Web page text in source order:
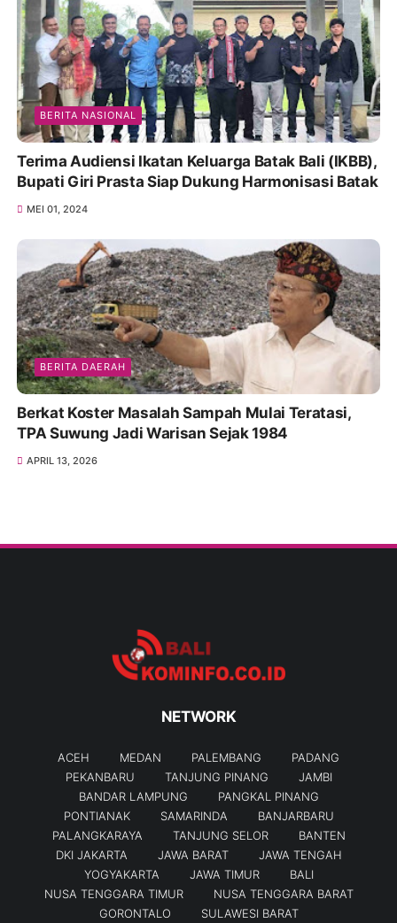
BERITA NASIONAL
Terima Audiensi Ikatan Keluarga Batak Bali (IKBB),
Bupati Giri Prasta Siap Dukung Harmonisasi Batak
MEI 01, 2024
BERITA DAERAH
Berkat Koster Masalah Sampah Mulai Teratasi,
TPA Suwung Jadi Warisan Sejak 1984
APRIL 13, 2026
NETWORK
ACEH MEDAN PALEMBANG
PADANG
PEKANBARU
TANJUNG PINANG
JAMBI
BANDAR LAMPUNG
PANGKAL PINANG
PONTIANAK
SAMARINDA
BANJARBARU
PALANGKARAYA
TANJUNG SELOR
BANTEN
DKI JAKARTA
JAWA BARAT
JAWA TENGAH
YOGYAKARTA
JAWA TIMUR
BALI
NUSA TENGGARA TIMUR
NUSA TENGGARA BARAT
GORONTALO
SULAWESI BARAT